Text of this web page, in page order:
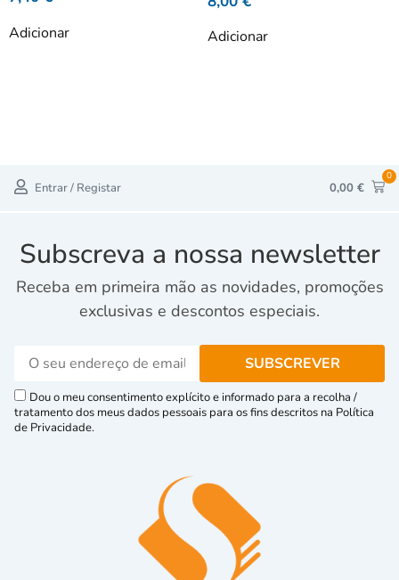
Adicionar Adicionar
Entrar / Registar 0,00 €
0
Subscreva a nossa newsletter
Receba em primeira mão as novidades, promoções
exclusivas e descontos especiais.
Dou o meu consentimento explícito e informado para a recolha /
tratamento dos meus dados pessoais para os fins descritos na Política
de Privacidade.